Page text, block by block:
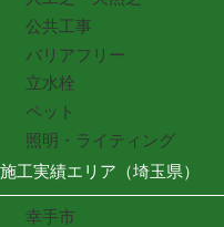
公共工事
バリアフリー
立水栓
ペット
照明・ライティング
施工実績エリア（埼玉県）
幸手市